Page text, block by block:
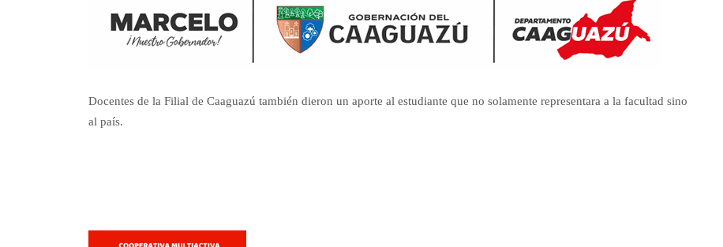
Docentes de la Filial de Caaguazú también dieron un aporte al estudiante que no solamente representara a la facultad sino
al país.